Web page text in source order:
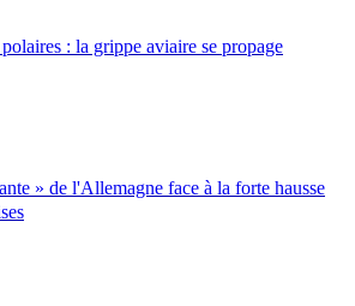
: la grippe aviaire se propage
» de l'Allemagne face à la forte hausse